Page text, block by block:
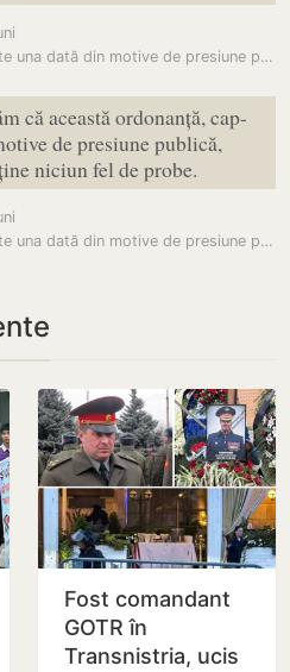
„Această ordonanță este una dată din motive de presiune publică”:…
că această ordonanță, cap-
de presiune publică,
niciun fel de probe.
„Această ordonanță este una dată din motive de presiune publică”:…
Fost comandant
GOTR în
Transnistria, ucis